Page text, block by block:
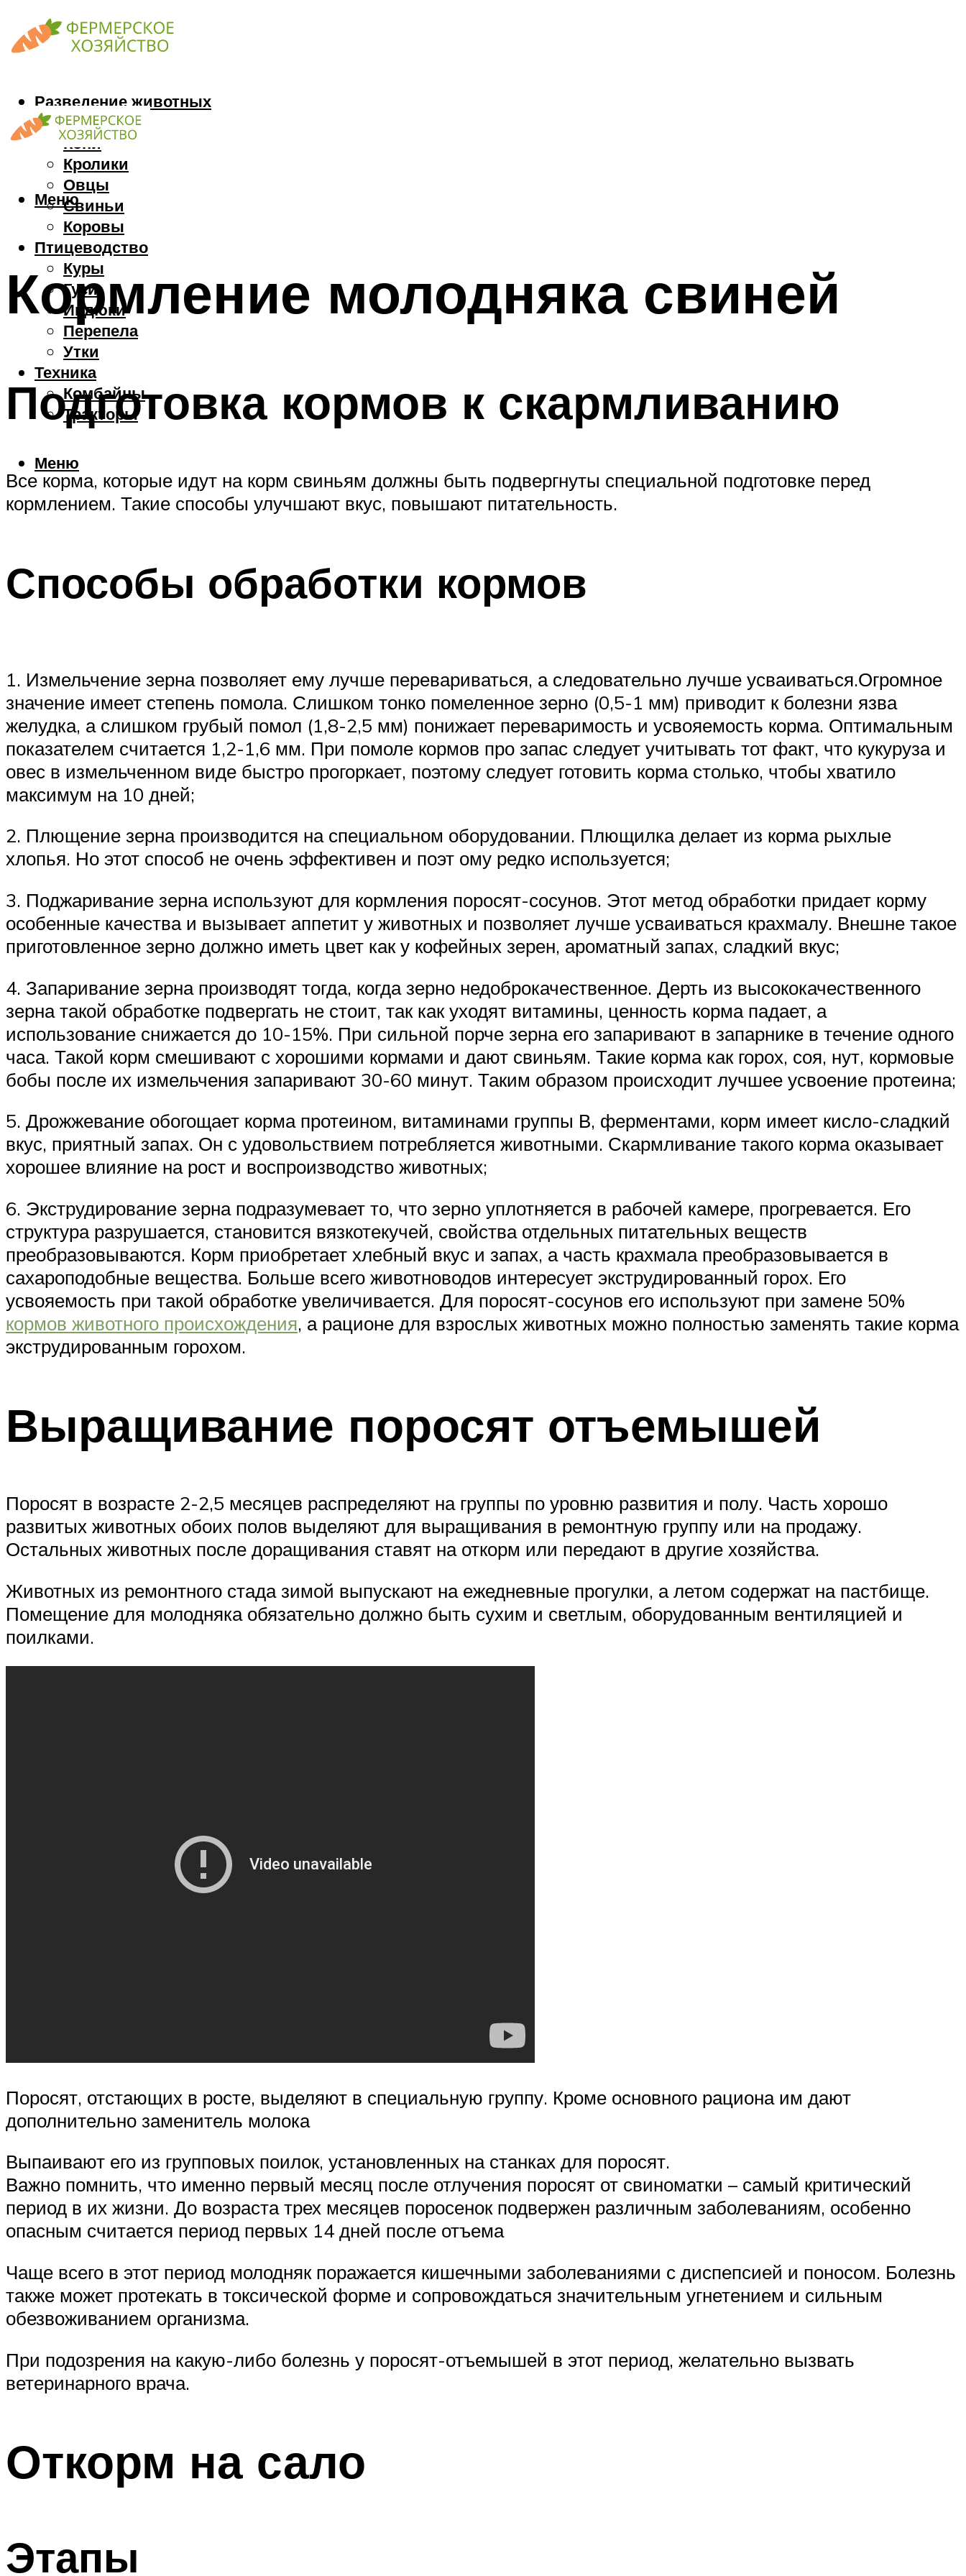
Разведение животных
Козы
Кони
Кролики
Овцы
Свиньи
Коровы
Птицеводство
Куры
Гуси
Индюки
Перепела
Утки
Техника
Комбайны
Тракторы
Меню
Меню
Кормление молодняка свиней
Подготовка кормов к скармливанию
Все корма, которые идут на корм свиньям должны быть подвергнуты специальной подготовке перед
кормлением. Такие способы улучшают вкус, повышают питательность.
Способы обработки кормов
1. Измельчение зерна позволяет ему лучше перевариваться, а следовательно лучше усваиваться.Огромное
значение имеет степень помола. Слишком тонко помеленное зерно (0,5-1 мм) приводит к болезни язва
желудка, а слишком грубый помол (1,8-2,5 мм) понижает переваримость и усвояемость корма. Оптимальным
показателем считается 1,2-1,6 мм. При помоле кормов про запас следует учитывать тот факт, что кукуруза и
овес в измельченном виде быстро прогоркает, поэтому следует готовить корма столько, чтобы хватило
максимум на 10 дней;
2. Плющение зерна производится на специальном оборудовании. Плющилка делает из корма рыхлые
хлопья. Но этот способ не очень эффективен и поэт ому редко используется;
3. Поджаривание зерна используют для кормления поросят-сосунов. Этот метод обработки придает корму
особенные качества и вызывает аппетит у животных и позволяет лучше усваиваться крахмалу. Внешне такое
приготовленное зерно должно иметь цвет как у кофейных зерен, ароматный запах, сладкий вкус;
4. Запаривание зерна производят тогда, когда зерно недоброкачественное. Дерть из высококачественного
зерна такой обработке подвергать не стоит, так как уходят витамины, ценность корма падает, а
использование снижается до 10-15%. При сильной порче зерна его запаривают в запарнике в течение одного
часа. Такой корм смешивают с хорошими кормами и дают свиньям. Такие корма как горох, соя, нут, кормовые
бобы после их измельчения запаривают 30-60 минут. Таким образом происходит лучшее усвоение протеина;
5. Дрожжевание обогощает корма протеином, витаминами группы В, ферментами, корм имеет кисло-сладкий
вкус, приятный запах. Он с удовольствием потребляется животными. Скармливание такого корма оказывает
хорошее влияние на рост и воспроизводство животных;
6. Экструдирование зерна подразумевает то, что зерно уплотняется в рабочей камере, прогревается. Его
структура разрушается, становится вязкотекучей, свойства отдельных питательных веществ
преобразовываются. Корм приобретает хлебный вкус и запах, а часть крахмала преобразовывается в
сахароподобные вещества. Больше всего животноводов интересует экструдированный горох. Его
усвояемость при такой обработке увеличивается. Для поросят-сосунов его используют при замене 50%
кормов животного происхождения, а рационе для взрослых животных можно полностью заменять такие корма
экструдированным горохом.
Выращивание поросят отъемышей
Поросят в возрасте 2-2,5 месяцев распределяют на группы по уровню развития и полу. Часть хорошо
развитых животных обоих полов выделяют для выращивания в ремонтную группу или на продажу.
Остальных животных после доращивания ставят на откорм или передают в другие хозяйства.
Животных из ремонтного стада зимой выпускают на ежедневные прогулки, а летом содержат на пастбище.
Помещение для молодняка обязательно должно быть сухим и светлым, оборудованным вентиляцией и
поилками.
Поросят, отстающих в росте, выделяют в специальную группу. Кроме основного рациона им дают
дополнительно заменитель молока
Выпаивают его из групповых поилок, установленных на станках для поросят.
Важно помнить, что именно первый месяц после отлучения поросят от свиноматки – самый критический
период в их жизни. До возраста трех месяцев поросенок подвержен различным заболеваниям, особенно
опасным считается период первых 14 дней после отъема
Чаще всего в этот период молодняк поражается кишечными заболеваниями с диспепсией и поносом. Болезнь
также может протекать в токсической форме и сопровождаться значительным угнетением и сильным
обезвоживанием организма.
При подозрения на какую-либо болезнь у поросят-отъемышей в этот период, желательно вызвать
ветеринарного врача.
Откорм на сало
Этапы